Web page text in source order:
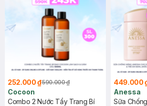
252.000 ₫590.000 ₫
Cocoon
Combo 2 Nước Tẩy Trang Bí
449.000
Anessa
Sữa